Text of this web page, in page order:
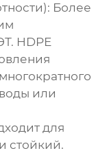
Более
HDPE
или
для
стойкий.